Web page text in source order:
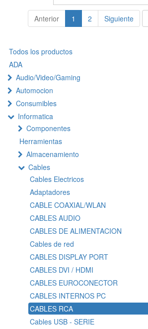
Anterior 1 2 Siguiente
Todos los productos
ADA
Audio/Video/Gaming
Automocion
Consumibles
Informatica
Componentes
Herramientas
Almacenamiento
Cables
Cables Electricos
Adaptadores
CABLE COAXIAL/WLAN
CABLES AUDIO
CABLES DE ALIMENTACION
Cables de red
CABLES DISPLAY PORT
CABLES DVI / HDMI
CABLES EUROCONECTOR
CABLES INTERNOS PC
CABLES RCA
Cables USB - SERIE